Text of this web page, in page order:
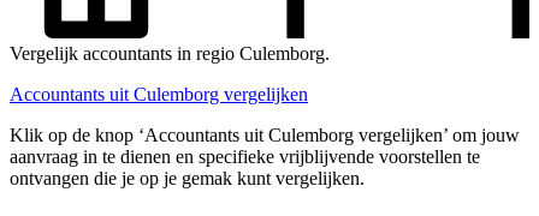
Vergelijk accountants in regio Culemborg.
Accountants uit Culemborg vergelijken
Klik op de knop ‘Accountants uit Culemborg vergelijken’ om jouw
aanvraag in te dienen en specifieke vrijblijvende voorstellen te
ontvangen die je op je gemak kunt vergelijken.